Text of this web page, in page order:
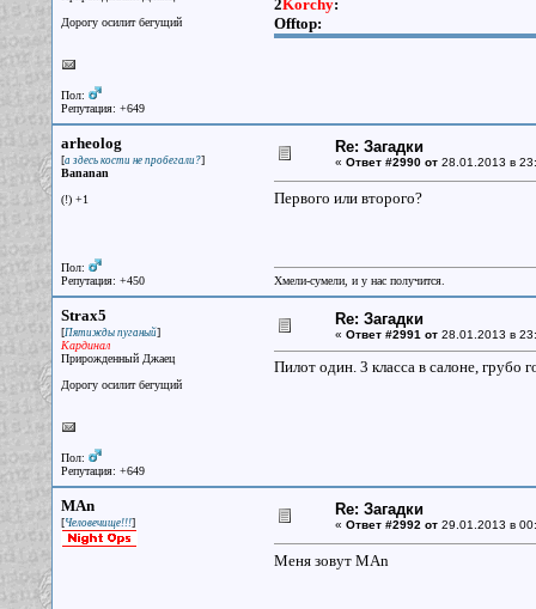
Дорогу осилит бегущий
Пол:
Репутация: +649
2Korchy:
Offtop:
arheolog
[а здесь кости не пробегали?]
Bananan
(!) +1
Пол:
Репутация: +450
Re: Загадки
« Ответ #2990 от28.01.2013 в
Первого или второго?
Хмели-сумели, и у нас получится.
Strax5
[Пятижды пуганый]
Кардинал
Прирожденный Джаец
Дорогу осилит бегущий
Пол:
Репутация: +649
Re: Загадки
« Ответ #2991 от28.01.2013 в
Пилот один. 3 класса в салоне, грубо
MAn
[Человечище!!!]
Re: Загадки
« Ответ #2992 от29.01.2013 в
Меня зовут MAn